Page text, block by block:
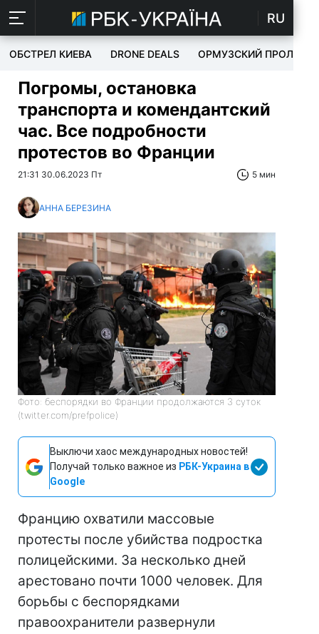
RU
ОБСТРЕЛ КИЕВА DRONE DEALS ОРМУЗСКИЙ ПРОЛИВ
Погромы, остановка
транспорта и комендантский
час. Все подробности
протестов во Франции
21:31 30.06.2023 Пт 5 мин
АННА БЕРЕЗИНА
Фото: беспорядки во Франции продолжаются 3 суток
(twitter.com/prefpolice)
Выключи хаос международных новостей!
Получай только важное из РБК-Украина в
Google
Францию охватили массовые
протесты после убийства подростка
полицейскими. За несколько дней
арестовано почти 1000 человек. Для
борьбы с беспорядками
правоохранители развернули